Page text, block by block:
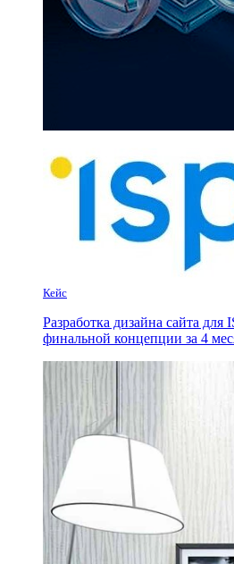
Кейс
Разработка дизайна сайта для
финальной концепции за 4